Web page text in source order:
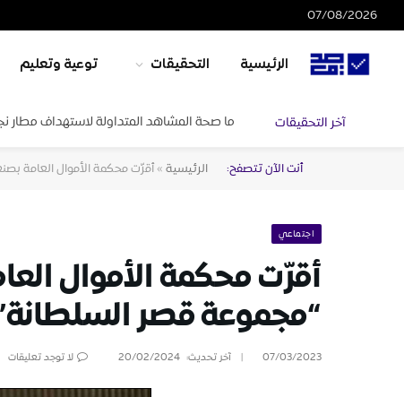
07/08/2026
الرئيسية التحقيقات توعية وتعليم
آخر التحقيقات ما صحة المشاهد المتداولة لاستهداف مطار
أنت الآن تتصفح: الرئيسية»أقرّت محكمة الأموال العامة
اجتماعي
أقرّت محكمة الأموال
“مجموعة قصر
07/03/2023 آخر تحديث: 20/02/2024 لا توجد تعليقات